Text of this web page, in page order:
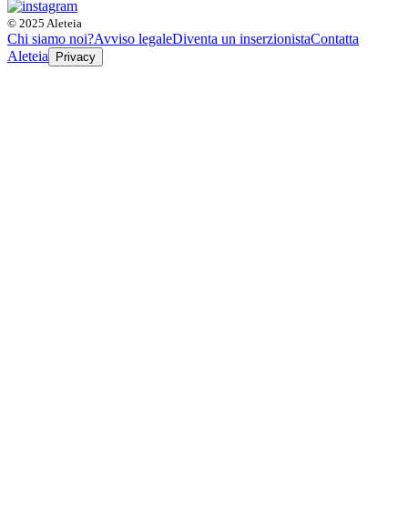
© 2025 Aleteia
Chi siamo noi?Avviso legaleDiventa un inserzionistaContatta
Aleteia
Privacy